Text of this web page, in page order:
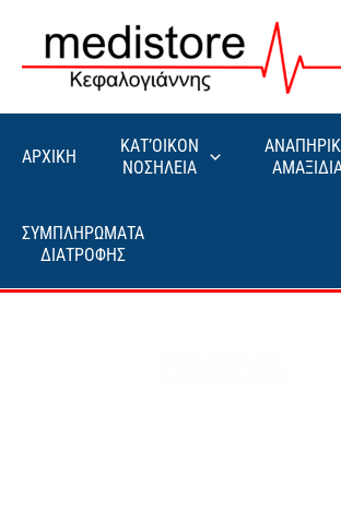
περιεχόμενο
ΑΡΧΙΚΗ
ΚΑΤ’ΟΙΚΟΝ
ΝΟΣΗΛΕΙΑ
ΣΥΜΠΛΗΡΩΜΑΤΑ
ΔΙΑΤΡΟΦΗΣ